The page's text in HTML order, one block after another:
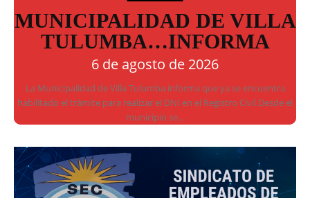
MUNICIPALIDAD DE VILLA
TULUMBA…INFORMA
6 de agosto de 2026
La Municipalidad de Villa Tulumba informa que ya se encuentra
habilitado el trámite para realizar el DNI en el Registro Civil.Desde el
municipio se...